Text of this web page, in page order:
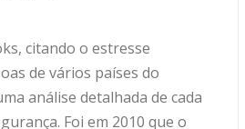
citando o estresse
de vários países do
análise detalhada de cada
Foi em 2010 que o